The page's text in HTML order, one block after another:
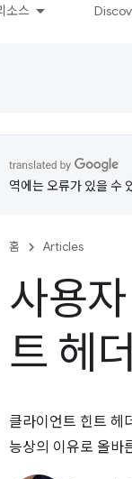
소스
역에는 오류가 있을 수
홈 Articles
사용
트 헤
클라이언트 힌트 헤
능상의 이유로 올바